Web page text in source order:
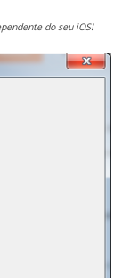
do seu iOS!